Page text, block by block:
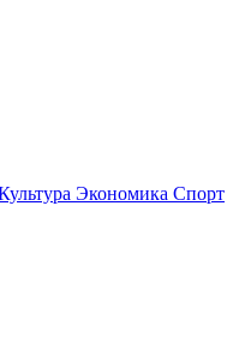
Экономика Спорт